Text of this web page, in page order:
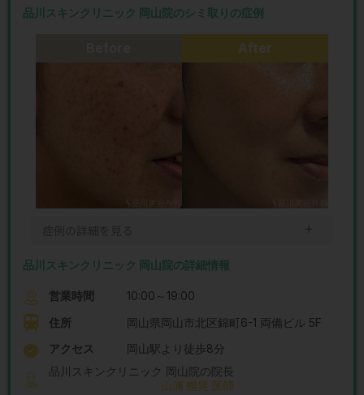
品川スキンクリニック 岡山院のシミ取りの症例
After
＋
品川スキンクリニック 岡山院の詳細情報
営業時間
10:00～19:00
住所
岡山県岡山市北区錦町6-1 両備ビル 5F
アクセス
岡山駅より徒歩8分
品川スキンクリニック 岡山院の院長
山浦 暢晃 医師